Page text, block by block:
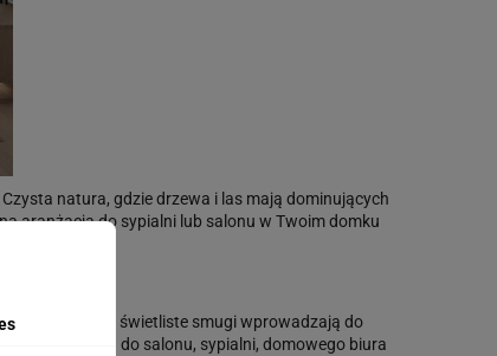
natura, gdzie drzewa i las mają dominujących
aranżacja do sypialni lub salonu w Twoim domku
zieleń i świetliste smugi wprowadzają do
Idealna do salonu, sypialni, domowego biura